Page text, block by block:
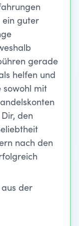
guter
gerade
helfen und
mit
den
nach den
der